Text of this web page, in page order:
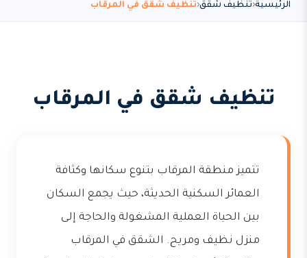
الرئيسية تنظيف شقق تنظيف شقق في المرقاب
تنظيف شقق في المرقاب
تتميز منطقة المرقاب بتنوع سكانها وكثافة
العمائر السكنية الحديثة، حيث يجمع السكان
بين الحياة العملية المشغولة والحاجة إلى
منزل نظيف ومريح. الشقق في المرقاب